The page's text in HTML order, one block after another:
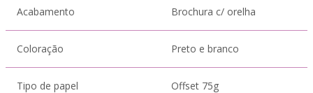
Acabamento Brochura c/ orelha
Coloração Preto e branco
Tipo de papel Offset 75g